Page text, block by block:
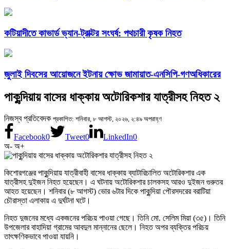
কটিয়াদীতে কাভার্ড ভ্যান-ট্রাক্টর সংঘর্ষ: পথচারী কৃষক নিহত
জুলাই দিবসের আয়োজনে ইটনায় ক্ষোভ জামায়াত-এনসিপি-গণঅধিকারের
পাকুন্দিয়ায় বাসের ধাক্কায় অটোরিকশার যাত্রীসহ নিহত ২
নিজস্ব প্রতিবেদক প্রকাশিত: শনিবার, ৮ আগস্ট, ২০২৬, ২:৪৯ অপরাহ্ণ
Facebook0 Tweet0 LinkedIn0
অ- অ+
কিশোরগঞ্জের পাকুন্দিয়ায় যাত্রীবাহী বাসের ধাক্কায় ব্যাটারিচালিত অটোরিকশার এক
যাত্রীসহ দুইজন নিহত হয়েছেন। এ ঘটনায় অটোরিকশার চালকসহ আরও দুইজন গুরুতর
আহত হয়েছেন। শনিবার (৮ আগস্ট) ভোর ৬টার দিকে পাকুন্দিয়া পৌরসদরের বরাটিয়া
চৌরাস্তা এলাকায় এ দুর্ঘটনা ঘটে।
নিহত দুজনের মধ্যে একজনের পরিচয় পাওয়া গেছে। তিনি মো. সেলিম মিয়া (৩৫)। তিনি
উপজেলার বাহাদিয়া গ্রামের আবদুল মান্নানের ছেলে। নিহত অপর ব্যক্তির পরিচয়
তাৎক্ষণিকভাবে পাওয়া যায়নি।